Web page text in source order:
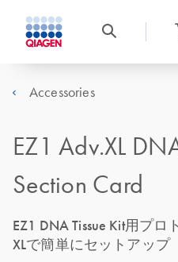
Accessories
EZ1 Adv.XL
Section Card
EZ1 DNA Tissue Kit用プ
XLで簡単にセットアップ